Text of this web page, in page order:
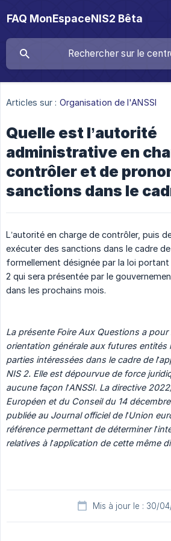
FAQ MonEspaceNIS2 Bêta
Articles sur : Organisation de l'ANSSI
Quelle est l’autorité
administrative en
contrôler et de
sanctions dans le
L’autorité en charge de contrôler, puis
exécuter des sanctions dans le cadre de
formellement désignée par la loi
2 qui sera présentée par le
dans les prochains mois.
La présente Foire Aux Questions a
orientation générale aux futures entités
parties intéressées dans le cadre de
NIS 2. Elle est dépourvue de force
aucune façon l’ANSSI. La directive
Européen et du Conseil du 14
publiée au Journal officiel de l’Union
référence permettant de déterminer
relatives à l’application de cette même
Mis à jour le : 30/